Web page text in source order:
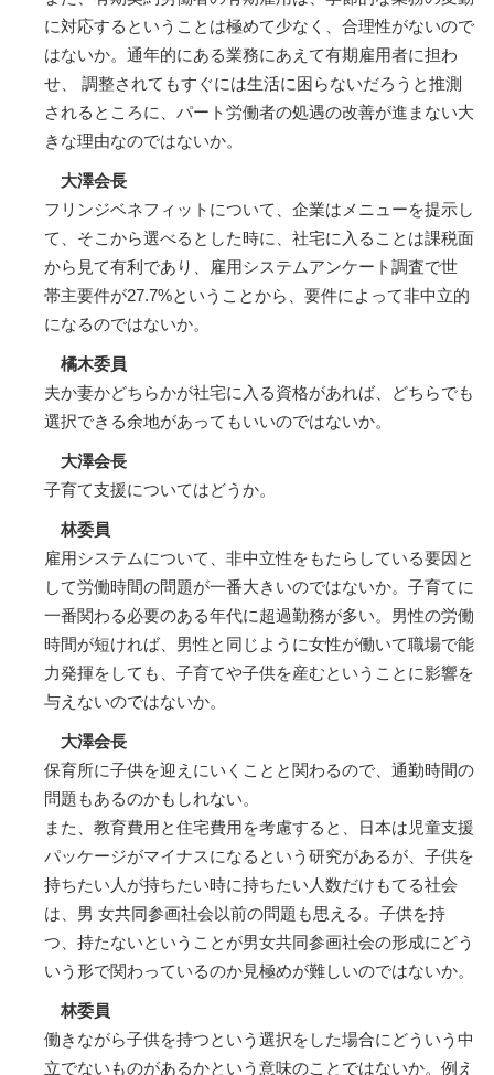
に対応するということは極めて少なく、合理性がないので
はないか。通年的にある業務にあえて有期雇用者に担わ
せ、 調整されてもすぐには生活に困らないだろうと推測
されるところに、パート労働者の処遇の改善が進まない大
きな理由なのではないか。
大澤会長
フリンジベネフィットについて、企業はメニューを提示し
て、そこから選べるとした時に、社宅に入ることは課税面
から見て有利であり、雇用システムアンケート調査で世
帯主要件が27.7%ということから、要件によって非中立的
になるのではないか。
橘木委員
夫か妻かどちらかが社宅に入る資格があれば、どちらでも
選択できる余地があってもいいのではないか。
大澤会長
子育て支援についてはどうか。
林委員
雇用システムについて、非中立性をもたらしている要因と
して労働時間の問題が一番大きいのではないか。子育てに
一番関わる必要のある年代に超過勤務が多い。男性の労働
時間が短ければ、男性と同じように女性が働いて職場で能
力発揮をしても、子育てや子供を産むということに影響を
与えないのではないか。
大澤会長
保育所に子供を迎えにいくことと関わるので、通勤時間の
問題もあるのかもしれない。
また、教育費用と住宅費用を考慮すると、日本は児童支援
パッケージがマイナスになるという研究があるが、子供を
持ちたい人が持ちたい時に持ちたい人数だけもてる社会
は、男 女共同参画社会以前の問題も思える。子供を持
つ、持たないということが男女共同参画社会の形成にどう
いう形で関わっているのか見極めが難しいのではないか。
林委員
働きながら子供を持つという選択をした場合にどういう中
立でないものがあるかという意味のことではないか。例え